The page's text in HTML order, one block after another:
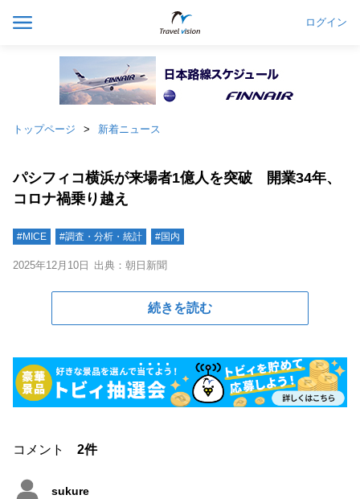
ログイン
トップページ 新着ニュース
パシフィコ横浜が来場者1億人を突破 開業34年、
コロナ禍乗り越え
#MICE #調査・分析・統計 #国内
2025年12月10日 出典：朝日新聞
続きを読む
コメント 2件
sukure